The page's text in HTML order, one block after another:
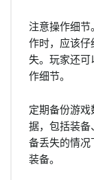
注意操作细
作时，应该
失。玩家还
作细节。
定期备份游
据，包括装
备丢失的情况
装备。